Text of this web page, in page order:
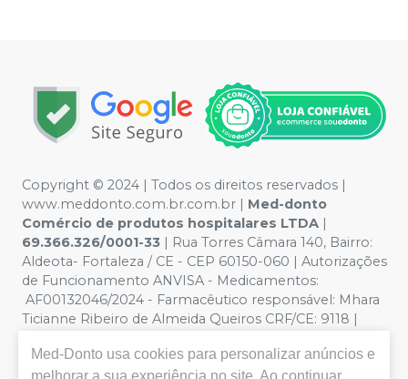
Copyright © 2024 | Todos os direitos reservados |
www.meddonto.com.br.com.br | Med-donto
Comércio de produtos hospitalares LTDA |
69.366.326/0001-33 | Rua Torres Câmara 140, Bairro:
Aldeota- Fortaleza / CE - CEP 60150-060 | Autorizações
de Funcionamento ANVISA - Medicamentos:
AF00132046/2024 - Farmacêutico responsável: Mhara
Ticianne Ribeiro de Almeida Queiros CRF/CE: 9118 |
ilustrativas - Os preços e condições da loja virtual estão
Med-Donto usa cookies para personalizar anúncios e
melhorar a sua experiência no site. Ao continuar